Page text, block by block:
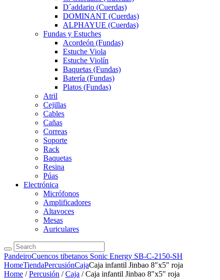
D´addario (Cuerdas)
DOMINANT (Cuerdas)
ALPHAYUE (Cuerdas)
Fundas y Estuches
Acordeón (Fundas)
Estuche Viola
Estuche Violín
Baquetas (Fundas)
Batería (Fundas)
Platos (Fundas)
Atril
Cejillas
Cables
Cañas
Correas
Soporte
Rack
Baquetas
Resina
Púas
Electrónica
Micrófonos
Amplificadores
Altavoces
Mesas
Auriculares
PandeiroCuencos tibetanos Sonic Energy SB-C-2150-SH
HomeTiendaPercusiónCajaCaja infantil Jinbao 8″x5″ roja
Home /Percusión /Caja / Caja infantil Jinbao 8″x5″ roja